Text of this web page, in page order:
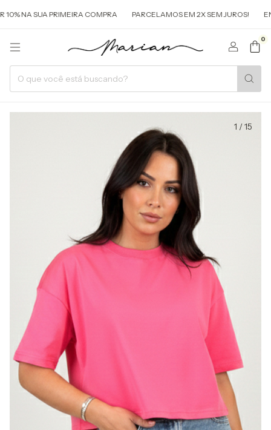
NA SUA PRIMEIRA COMPRA PARCELAMOS EM 2X SEM JUROS!
0
1 /15